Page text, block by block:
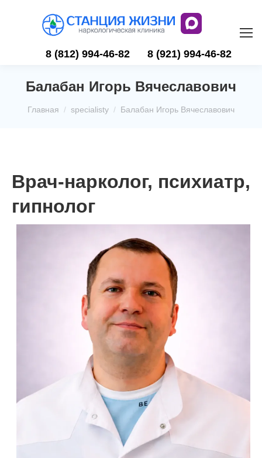
8 (812) 994-46-82 8 (921) 994-46-82
Балабан Игорь Вячеславович
Главная specialisty Балабан Игорь Вячеславович
Врач-нарколог, психиатр,
гипнолог